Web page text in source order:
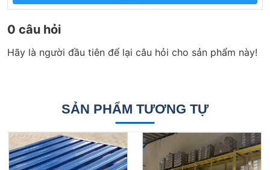
0 câu hỏi
Hãy là người đầu tiên để lại câu hỏi cho sản phẩm này!
SẢN PHẨM TƯƠNG TỰ